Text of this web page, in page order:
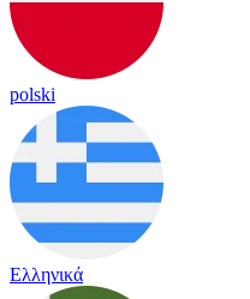
polski
Ελληνικά